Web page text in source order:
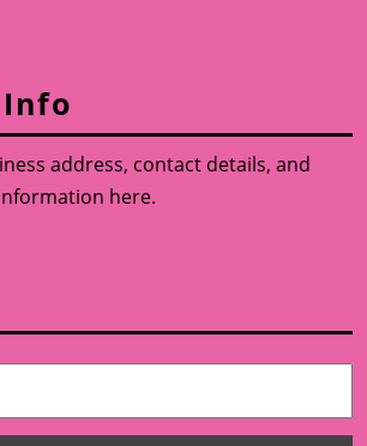
address, contact details, and
here.